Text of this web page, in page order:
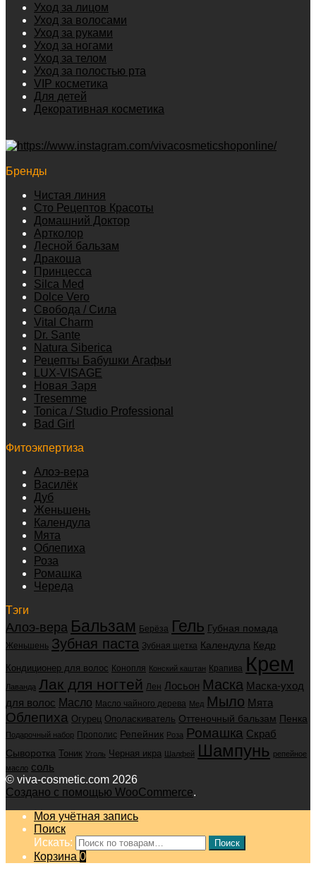
Уход за лицом
Уход за волосами
Уход за руками
Уход за ногами
Уход за телом
Уход за полостью рта
VIP косметика
Для детей
Декоративная косметика
Бренды
Чистая линия
Сто Рецептов Красоты
Домашний Доктор
Артколор
Лесной бальзам
Дракоша
Принцесса
Silca Med
Dolce Vero
Свобода / Сила
Vital Charm
Dr. Sante
Natura Siberica
Рецепты Бабушки Агафьи
LUX-VISAGE
Новая Заря
Tresemme
Tonica / Studio Professional
Bad Girl
Фитоэкпертиза
Алоэ-вера
Василёк
Дуб
Женьшень
Календула
Мята
Облепиха
Роза
Ромашка
Череда
Тэги
Алоэ-вера Бальзам Берёза Гель Губная помада
Женьшень Зубная паста Зубная щетка Календула Кедр
Кондиционер для волос Конопля Конский каштан Крапива Крем
Лаванда Лак для ногтей Лен Лосьон Маска Маска-уход
для волос Масло Масло чайного дерева Мед Мыло Мята
Облепиха Огурец Ополаскиватель Оттеночный бальзам Пенка
Подарочный набор Прополис Репейник Роза Ромашка Скраб
Сыворотка Тоник Уголь Черная икра Шалфей Шампунь репейное
масло соль
© viva-cosmetic.com 2026
Создано с помощью WooCommerce.
Моя учётная запись
Поиск
Искать:
Поиск
Корзина 0